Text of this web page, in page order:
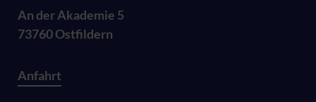
An der Akademie 5
73760 Ostfildern
Anfahrt